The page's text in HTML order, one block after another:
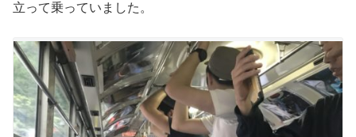
立って乗っていました。